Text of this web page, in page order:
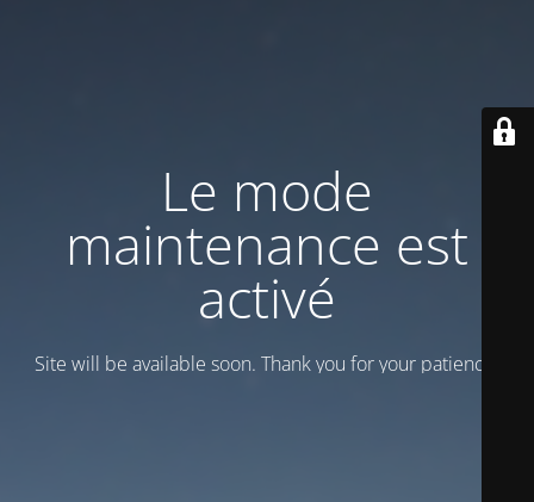
Le mode
maintenance est
activé
Site will be available soon. Thank you for your patience!